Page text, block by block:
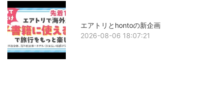
エアトリとhontoの新企画
2026-08-06 18:07:21